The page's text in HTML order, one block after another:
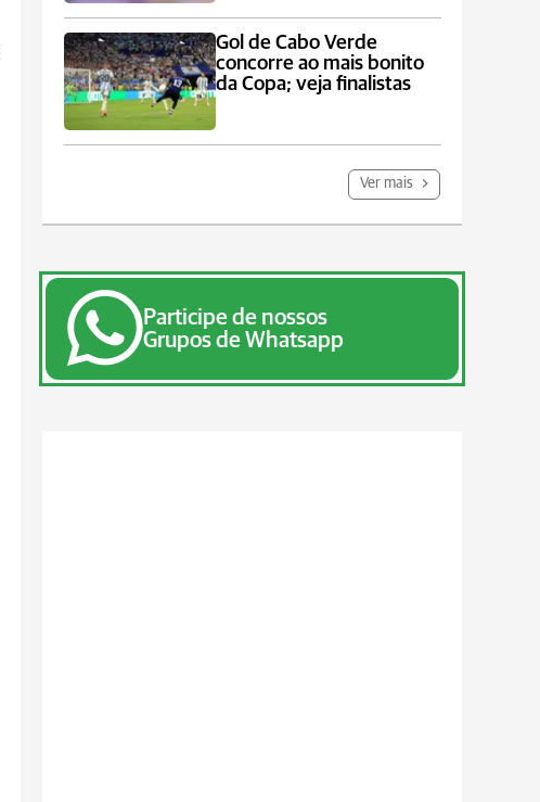
Gol de Cabo Verde
concorre ao mais bonito
da Copa; veja finalistas
Ver mais
Participe de nossos
Grupos de Whatsapp